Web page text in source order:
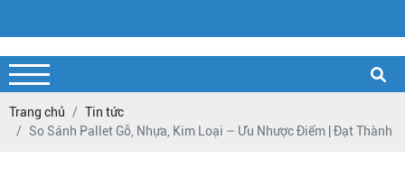
Trang chủ
Tin tức
So Sánh Pallet Gỗ, Nhựa, Kim Loại – Ưu Nhược Điểm | Đạt Thành